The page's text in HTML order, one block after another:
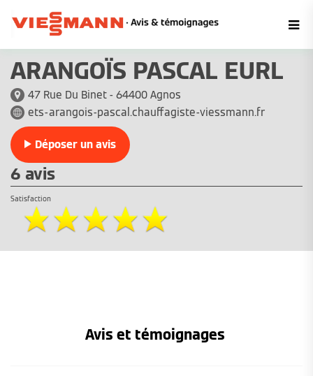
ARANGOÏS PASCAL EURL
47 Rue Du Binet - 64400 Agnos
ets-arangois-pascal.chauffagiste-viessmann.fr
Déposer un avis
6 avis
Satisfaction
Avis et témoignages